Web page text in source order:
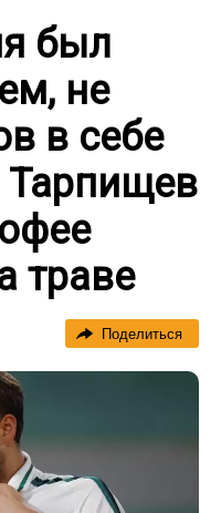
был
не
в себе
Тарпищев
траве
Поделиться